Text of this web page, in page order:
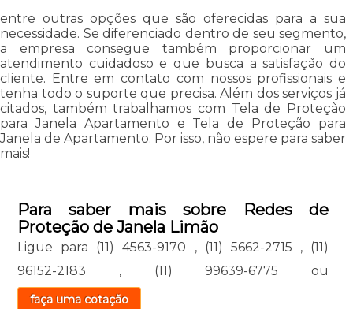
entre outras opções que são oferecidas para a sua
necessidade. Se diferenciado dentro de seu segmento,
a empresa consegue também proporcionar um
atendimento cuidadoso e que busca a satisfação do
cliente. Entre em contato com nossos profissionais e
tenha todo o suporte que precisa. Além dos serviços já
citados, também trabalhamos com Tela de Proteção
para Janela Apartamento e Tela de Proteção para
Janela de Apartamento. Por isso, não espere para saber
mais!
Para saber mais sobre Redes de
Proteção de Janela Limão
Ligue para (11) 4563-9170 , (11) 5662-2715 , (11)
96152-2183
, (11) 99639-6775 ou
faça uma cotação